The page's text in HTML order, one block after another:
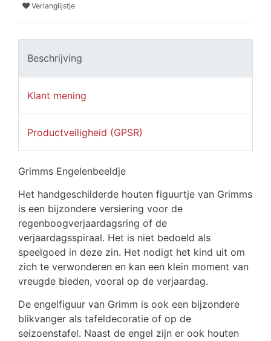
Verlanglijstje
Beschrijving
Klant mening
Productveiligheid (GPSR)
Grimms Engelenbeeldje
Het handgeschilderde houten figuurtje van Grimms
is een bijzondere versiering voor de
regenboogverjaardagsring of de
verjaardagsspiraal. Het is niet bedoeld als
speelgoed in deze zin. Het nodigt het kind uit om
zich te verwonderen en kan een klein moment van
vreugde bieden, vooral op de verjaardag.
De engelfiguur van Grimm is ook een bijzondere
blikvanger als tafeldecoratie of op de
seizoenstafel. Naast de engel zijn er ook houten